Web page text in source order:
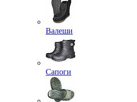
Валеши
Сапоги